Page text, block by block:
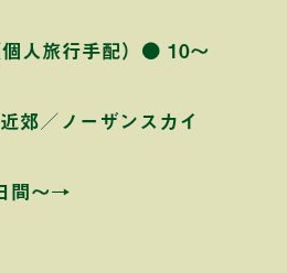
人旅行手配）● 10〜
郊／ノーザンスカイ
間〜→